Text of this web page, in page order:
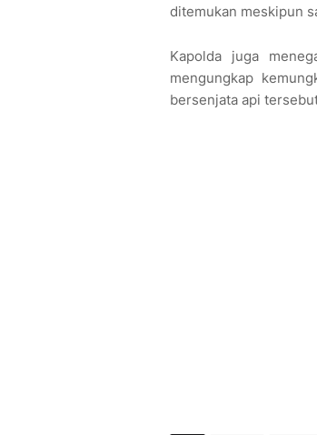
ditemukan meskipun
Kapolda juga
mengungkap
bersenjata api